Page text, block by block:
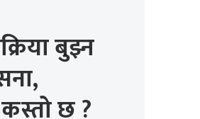
बुझ्न
छ ?